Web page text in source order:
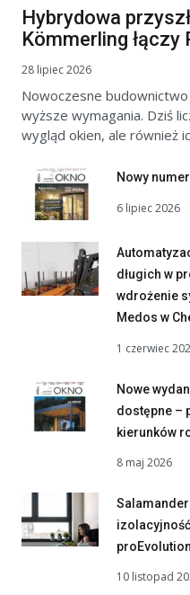
Hybrydowa
Kömmerling łączy
28 lipiec 2026
Nowoczesne
wyższe wymagania. Dziś
wygląd okien, ale również
Nowy
6 lipiec 2026
długich w
wdrożenie
Medos w
1 czerwiec
Nowe
dostępne –
kierunków
8 maj 2026
10 listopad